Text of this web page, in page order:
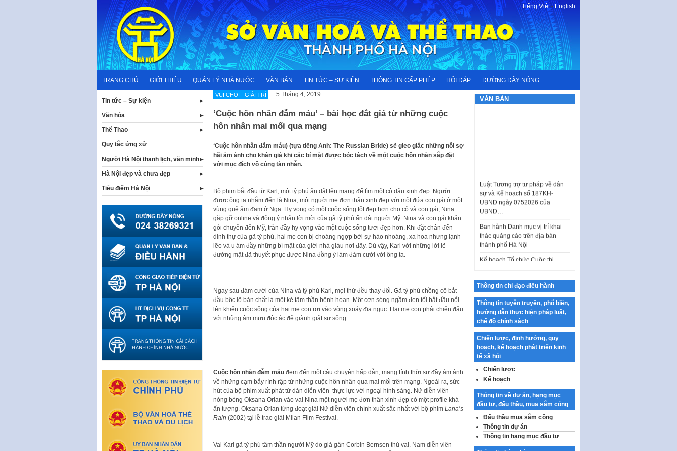
content
Tiếng Việt-English
TRANG CHỦ GIỚI THIỆU QUẢN LÝ NHÀ NƯỚC VĂN BẢN TIN TỨC – SỰ KIỆN THÔNG TIN CẤP PHÉP HỎI ĐÁP ĐƯỜNG DÂY NÓNG
VUI CHƠI - GIẢI TRÍ 5 Tháng 4, 2019
‘Cuộc hôn nhân đẫm máu’ – bài học đắt giá từ những cuộc
hôn nhân mai mối qua mạng
‘Cuộc hôn nhân đẫm máu) (tựa tiếng Anh: The Russian Bride) sẽ gieo giắc những nỗi sợ
hãi ám ảnh cho khán giả khi các bí mật được bóc tách về một cuộc hôn nhân sắp đặt
với mục đích vô cùng tàn nhẫn.
Bộ phim bắt đầu từ Karl, một tỷ phú ẩn dật lên mạng để tìm một cô dâu xinh đẹp. Người
được ông ta nhắm đến là Nina, một người mẹ đơn thân xinh đẹp với một đứa con gái ở một
vùng quê ảm đạm ở Nga. Hy vọng có một cuộc sống tốt đẹp hơn cho cô và con gái, Nina
gặp gỡ online và đồng ý nhận lời mời của gã tỷ phú ẩn dật người Mỹ. Nina và con gái khăn
gói chuyển đến Mỹ, tràn đầy hy vọng vào một cuộc sống tươi đẹp hơn. Khi đặt chân đến
dinh thự của gã tỷ phú, hai mẹ con bị choáng ngợp bởi sự hào nhoáng, xa hoa nhưng lạnh
lẽo và u ám đầy những bí mật của giới nhà giàu nơi đây. Dù vậy, Karl với những lời lẽ
đường mật đã thuyết phục được Nina đồng ý làm đám cưới với ông ta.
Ngay sau đám cưới của Nina và tỷ phủ Karl, mọi thứ đều thay đổi. Gã tỷ phú chồng cô bắt
đầu bộc lộ bản chất là một kẻ tâm thần bệnh hoạn. Một cơn sóng ngầm đen tối bắt đầu nổi
lên khiến cuộc sống của hai mẹ con rơi vào vòng xoáy địa ngục. Hai mẹ con phải chiến đấu
với những âm mưu độc ác để giành giật sự sống.
Cuộc hôn nhân đẫm máuđem đến một câu chuyện hấp dẫn, mang tính thời sự đầy ám ảnh
về những cạm bẫy rình rập từ những cuộc hôn nhân qua mai mối trên mạng. Ngoài ra, sức
hút của bộ phim xuất phát từ dàn diễn viên thực lực với ngoại hình sáng. Nữ diễn viên
nóng bỏng Oksana Orlan vào vai Nina một người mẹ đơn thân xinh đẹp có một profile khá
ấn tượng. Oksana Orlan từng đoạt giải Nữ diễn viên chính xuất sắc nhất với bộ phimLana’s
Rain (2002) tại lễ trao giải Milan Film Festival.
Vai Karl gã tỷ phú tâm thần người Mỹ do già gân Corbin Bernsen thủ vai. Nam diễn viên
Tin tức – Sự kiện
Văn hóa
Thể Thao
Quy tắc ứng xử
Người Hà Nội thanh lịch, văn minh
Hà Nội đẹp và chưa đẹp
Tiêu điểm Hà Nội
VĂN BẢN
sự và Kế hoạch số 187KH-
UBND ngày 0752026 của
UBND…
thác quảng cáo trên địa bàn
thành phố Hà Nội
Kế hoạch Tổ chức Cuộc thi
chính luận về bảo vệ nền tảng tư
Công bố công khai dự toán kinh
phí xây dựng pháp luật, hoàn
thiện thể chế, chính…
Quy định về nghiên cứu, ứng
dụng khoa học, công nghệ, đổi
mới sáng tạo và chuyển…
Quy định chi tiết và hướng dẫn
thi hành một số điều của Luật Lý
lịch tư…
Sửa đổi, bổ sung một số nội
dung tại Nghị quyết số 30/NQ-
CP ngày 24 tháng 02…
Ban hành Chương trình hành
động của Chính phủ thực hiện
Nghị quyết số 02-NQ/TW ngày
17…
Thông tin chỉ đạo điều hành
Thông tin tuyên truyền, phổ biến,
hướng dẫn thực hiện pháp luật,
chế độ chính sách
Chiến lược, định hướng, quy
hoạch, kế hoạch phát triển kinh
tế xã hội
Chiến lược
Kế hoạch
Thông tin về dự án, hạng mục
đầu tư, đấu thầu, mua sắm công
Đấu thầu mua sắm công
Thông tin dự án
Thông tin hạng mục đầu tư